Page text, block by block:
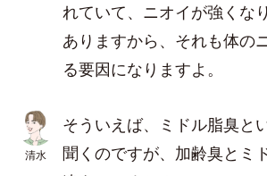
れていて、ニオイが強くな
ありますから、それも体の
る要因になりますよ。
清水
そういえば、ミドル脂臭と
聞くのですが、加齢臭とミ